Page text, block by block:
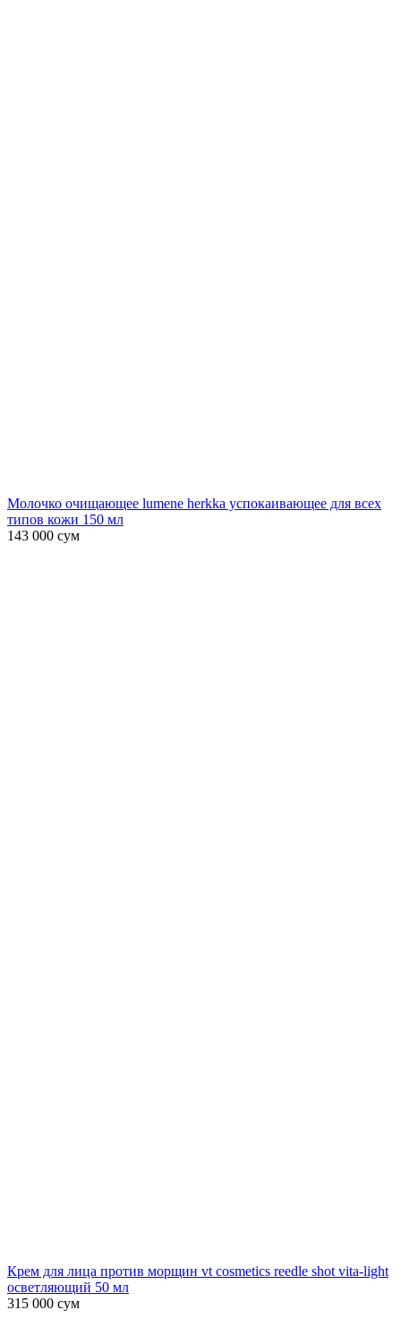
Молочко очищающее lumene herkka успокаивающее для всех
типов кожи 150 мл
143 000 сум
Крем для лица против морщин vt cosmetics reedle shot vita-light
осветляющий 50 мл
315 000 сум